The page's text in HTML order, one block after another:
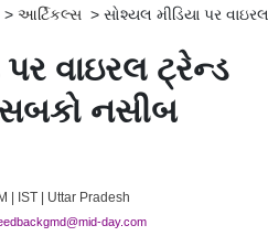
> આર્ટિકલ્સ > સોશ્યલ મીડિયા પર
વાઇરલ ટ્રેન્ડ
સબકો નસીબ
| IST | Uttar Pradesh
day.com